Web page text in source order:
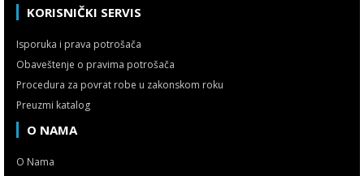
KORISNIČKI SERVIS
Isporuka i prava potrošača
Obaveštenje o pravima potrošača
Procedura za povrat robe u zakonskom roku
Preuzmi katalog
O NAMA
O Nama